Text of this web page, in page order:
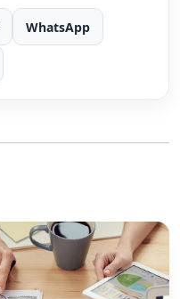
WhatsApp